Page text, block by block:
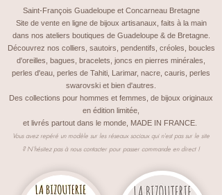
Saint-François Guadeloupe et Concarneau Bretagne
Site de vente en ligne de bijoux artisanaux, faits à la main
dans nos ateliers boutiques de Guadeloupe & de Bretagne.
Découvrez nos colliers, sautoirs, pendentifs, créoles, boucles
d'oreilles, bagues, bracelets, joncs en pierres minérales,
perles d'eau, perles de Tahiti, Larimar, nacre, cauris, perles
swarovski et bien d'autres.
Des collections pour hommes et femmes, de bijoux originaux
en édition limitée,
et livrés partout dans le monde, MADE IN FRANCE.
Vous avez repéré un modèle sur les réseaux sociaux qui n'est pas sur le site
? N'hésitez pas à nous contacter pour passer commande en direct !